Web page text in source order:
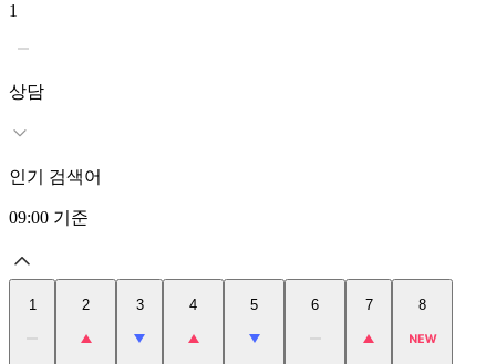
1
상담
인기 검색어
09:00 기준
1 2 3 4 5 6 7 8